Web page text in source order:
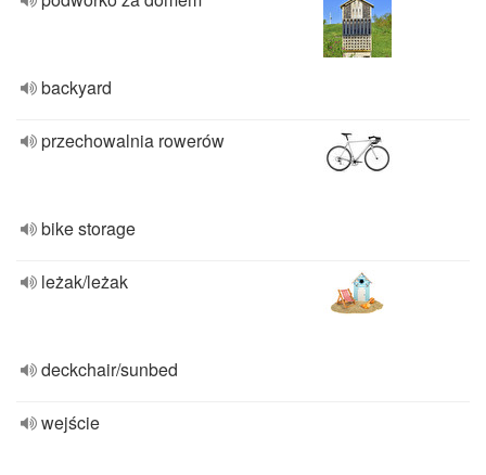
backyard
przechowalnia rowerów
bike storage
leżak/leżak
deckchair/sunbed
wejście